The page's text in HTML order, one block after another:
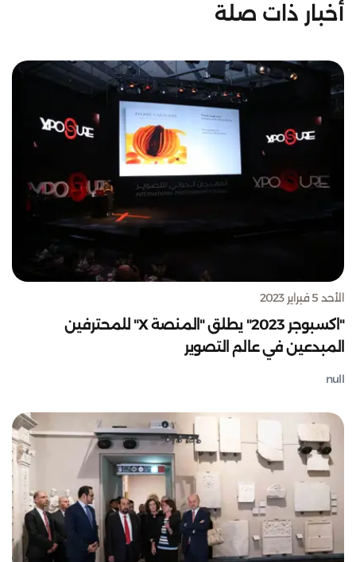
أخبار ذات صلة
الأحد 5 فبراير 2023
"اكسبوجر 2023" يطلق "المنصة X" للمحترفين
المبدعين في عالم التصوير
null